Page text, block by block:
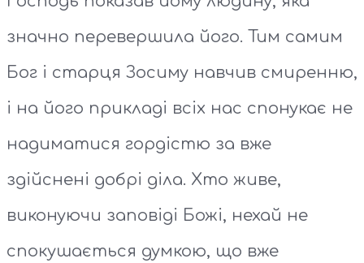
значно перевершила його. Тим самим
Бог і старця Зосиму навчив смиренню,
і на його прикладі всіх нас спонукає не
надиматися гордістю за вже
здійснені добрі діла. Хто живе,
виконуючи заповіді Божі, нехай не
спокушається думкою, що вже